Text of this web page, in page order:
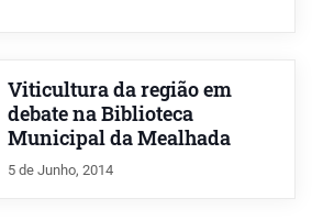
Viticultura da região em
debate na Biblioteca
Municipal da Mealhada
5 de Junho, 2014